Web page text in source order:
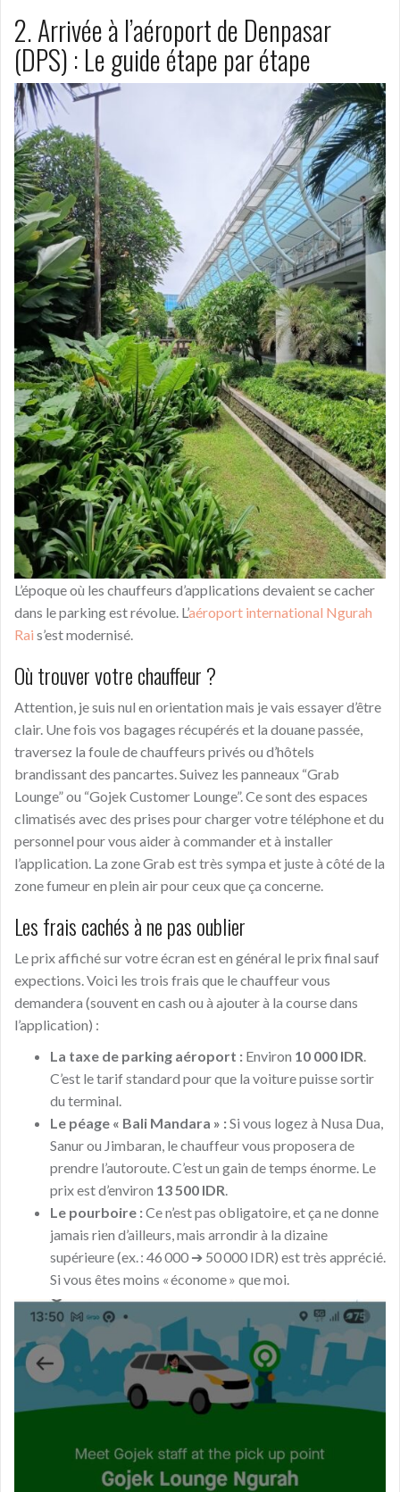
2. Arrivée à l’aéroport de Denpasar
(DPS) : Le guide étape par étape
L’époque où les chauffeurs d’applications devaient se cacher
dans le parking est révolue. L’aéroport international Ngurah
Rai s’est modernisé.
Où trouver votre chauffeur ?
Attention, je suis nul en orientation mais je vais essayer d’être
clair. Une fois vos bagages récupérés et la douane passée,
traversez la foule de chauffeurs privés ou d’hôtels
brandissant des pancartes. Suivez les panneaux “Grab
Lounge” ou “Gojek Customer Lounge”. Ce sont des espaces
climatisés avec des prises pour charger votre téléphone et du
personnel pour vous aider à commander et à installer
l’application. La zone Grab est très sympa et juste à côté de la
zone fumeur en plein air pour ceux que ça concerne.
Les frais cachés à ne pas oublier
Le prix affiché sur votre écran est en général le prix final sauf
expections. Voici les trois frais que le chauffeur vous
demandera (souvent en cash ou à ajouter à la course dans
l’application) :
La taxe de parking aéroport : Environ 10 000 IDR.
C’est le tarif standard pour que la voiture puisse sortir
du terminal.
Le péage « Bali Mandara » :Si vous logez à Nusa Dua,
Sanur ou Jimbaran, le chauffeur vous proposera de
prendre l’autoroute. C’est un gain de temps énorme. Le
prix est d’environ 13 500 IDR.
Le pourboire :Ce n’est pas obligatoire, et ça ne donne
jamais rien d’ailleurs, mais arrondir à la dizaine
supérieure (ex. : 46 000 ➔ 50 000 IDR) est très apprécié.
Si vous êtes moins « économe » que moi.